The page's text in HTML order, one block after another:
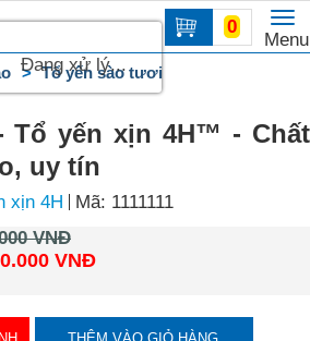
Menu
0
Tổ yến sào tươi
Tổ yến xịn 4H™ - Chất
uy tín
xịn 4H
Mã: 1111111
VNĐ
VNĐ
Đang xử lý...